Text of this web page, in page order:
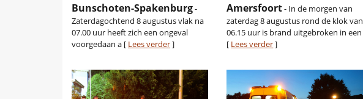
Bunschoten-Spakenburg-
Zaterdagochtend 8 augustus vlak na
07.00 uur heeft zich een ongeval
voorgedaan a [ Lees verder]
Amersfoort- In de morgen van
zaterdag 8 augustus rond de klok van
06.15 uur is brand uitgebroken in een
[ Lees verder]